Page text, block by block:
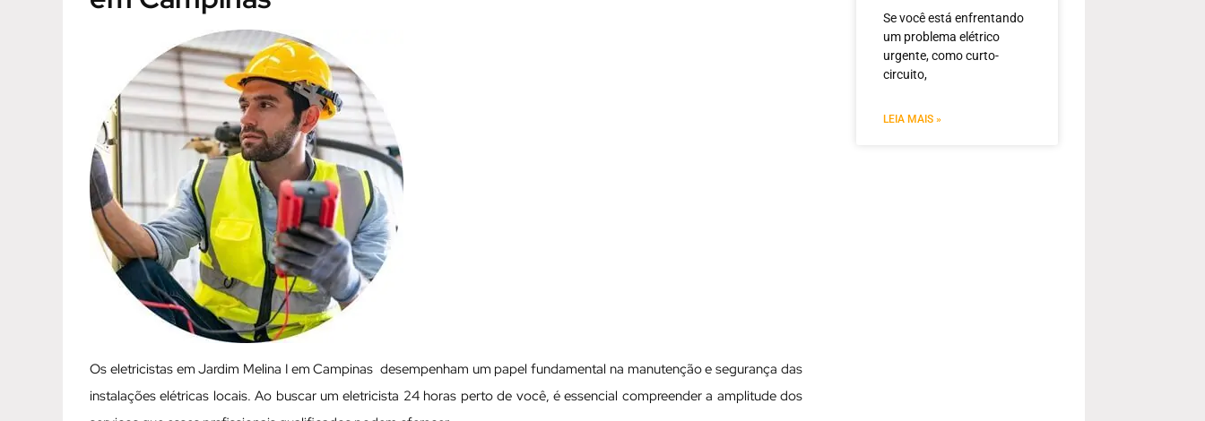
Os eletricistas em Jardim Melina I em Campinas desempenham um papel fundamental na manutenção e segurança das
instalações elétricas locais. Ao buscar um eletricista 24 horas perto de você, é essencial compreender a amplitude dos
Se você está enfrentando
um problema elétrico
urgente, como curto-
circuito,
LEIA MAIS »